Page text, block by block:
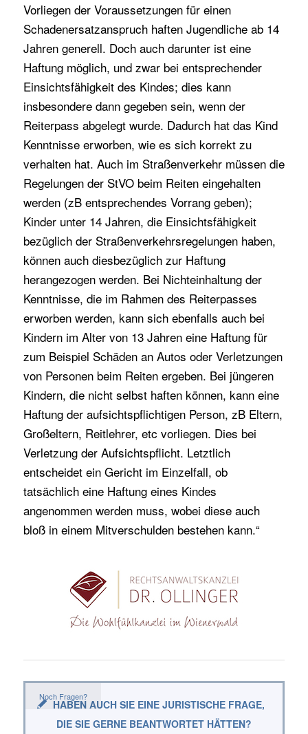
Vorliegen der Voraussetzungen für einen
Schadenersatzanspruch haften Jugendliche ab 14
Jahren generell. Doch auch darunter ist eine
Haftung möglich, und zwar bei entsprechender
Einsichtsfähigkeit des Kindes; dies kann
insbesondere dann gegeben sein, wenn der
Reiterpass abgelegt wurde. Dadurch hat das Kind
Kenntnisse erworben, wie es sich korrekt zu
verhalten hat. Auch im Straßenverkehr müssen die
Regelungen der StVO beim Reiten eingehalten
werden (zB entsprechendes Vorrang geben);
Kinder unter 14 Jahren, die Einsichtsfähigkeit
bezüglich der Straßenverkehrsregelungen haben,
können auch diesbezüglich zur Haftung
herangezogen werden. Bei Nichteinhaltung der
Kenntnisse, die im Rahmen des Reiterpasses
erworben werden, kann sich ebenfalls auch bei
Kindern im Alter von 13 Jahren eine Haftung für
zum Beispiel Schäden an Autos oder Verletzungen
von Personen beim Reiten ergeben. Bei jüngeren
Kindern, die nicht selbst haften können, kann eine
Haftung der aufsichtspflichtigen Person, zB Eltern,
Großeltern, Reitlehrer, etc vorliegen. Dies bei
Verletzung der Aufsichtspflicht. Letztlich
entscheidet ein Gericht im Einzelfall, ob
tatsächlich eine Haftung eines Kindes
angenommen werden muss, wobei diese auch
bloß in einem Mitverschulden bestehen kann.“
Noch Fragen?
HABEN AUCH SIE EINE JURISTISCHE FRAGE,
DIE SIE GERNE BEANTWORTET HÄTTEN?